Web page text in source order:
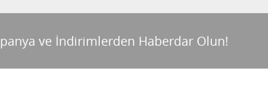
ve İndirimlerden Haberdar Olun!